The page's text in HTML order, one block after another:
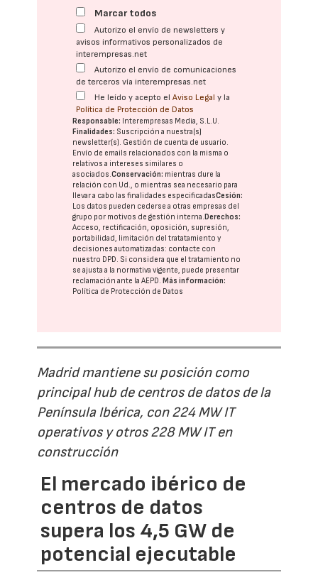
Marcar todos
Autorizo el envío de newsletters y
avisos informativos personalizados de
interempresas.net
Autorizo el envío de comunicaciones
de terceros vía interempresas.net
He leído y acepto elAviso Legal y la
Política de Protección de Datos
Responsable: Interempresas Media, S.L.U.
Finalidades: Suscripción a nuestra(s)
newsletter(s). Gestión de cuenta de usuario.
Envío de emails relacionados con la misma o
relativos a intereses similares o
asociados.Conservación: mientras dure la
relación con Ud., o mientras sea necesario para
llevar a cabo las finalidades especificadasCesión:
Los datos pueden cederse a otras empresas del
grupo por motivos de gestión interna. Derechos:
Acceso, rectificación, oposición, supresión,
portabilidad, limitación del tratatamiento y
decisiones automatizadas: contacte con
nuestro DPD. Si considera que el tratamiento no
se ajusta a la normativa vigente, puede presentar
reclamación ante laAEPD. Más información:
Política de Protección de Datos
Madrid mantiene su posición como
principal hub de centros de datos de la
Península Ibérica, con 224 MW IT
operativos y otros 228 MW IT en
construcción
El mercado ibérico de
centros de datos
supera los 4,5 GW de
potencial ejecutable